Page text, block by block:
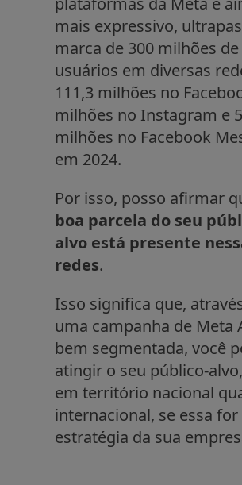
mais expressivo,
marca de 300 milhões de
usuários em diversas
111,3 milhões no
milhões no Instagram e
milhões no Facebook
em 2024.
Por isso, posso afirmar
boa parcela do seu
alvo está presente
redes.
Isso significa que,
uma campanha de Meta
bem segmentada, você
atingir o seu público-
em território nacional
internacional, se essa
estratégia da sua